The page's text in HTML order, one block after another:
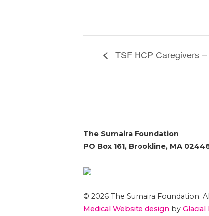
TSF HCP Caregivers
The Sumaira Foundation
PO Box 161, Brookline, MA
© 2026 The Sumaira Foundation.
Medical Website design by Glacial